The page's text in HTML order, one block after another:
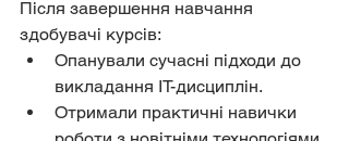
Після завершення навчання
здобувачі курсів:
Опанували сучасні підходи до
викладання ІТ-дисциплін.
Отримали практичні навички